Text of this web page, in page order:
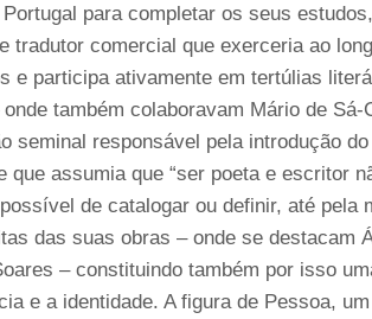
para completar os seus
tradutor comercial que exerceria ao
e participa ativamente em tertúlias
também colaboravam Mário de Sá-
seminal responsável pela introdução
que assumia que “ser poeta e escritor
de catalogar ou definir, até pela
das suas obras – onde se destacam
– constituindo também por isso
e a identidade. A figura de Pessoa,